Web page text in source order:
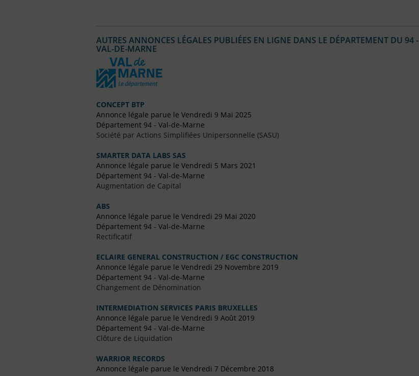
AUTRES ANNONCES LÉGALES PUBLIÉES EN LIGNE DANS LE DÉPARTEMENT DU 94 -
VAL-DE-MARNE
CONCEPT BTP
Annonce légale parue le Vendredi 9 Mai 2025
Département 94 - Val-de-Marne
Société par Actions Simplifiées Unipersonnelle (SASU)
SMARTER DATA LABS SAS
Annonce légale parue le Vendredi 5 Mars 2021
Département 94 - Val-de-Marne
Augmentation de Capital
ABS
Annonce légale parue le Vendredi 29 Mai 2020
Département 94 - Val-de-Marne
Rectificatif
ECLAIRE GENERAL CONSTRUCTION / EGC CONSTRUCTION
Annonce légale parue le Vendredi 29 Novembre 2019
Département 94 - Val-de-Marne
Changement de Dénomination
INTERMEDIATION SERVICES PARIS BRUXELLES
Annonce légale parue le Vendredi 9 Août 2019
Département 94 - Val-de-Marne
Clôture de Liquidation
WARRIOR RECORDS
Annonce légale parue le Vendredi 7 Décembre 2018